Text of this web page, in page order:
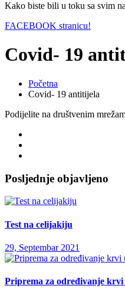
Kako biste bili u toku sa svim
FACEBOOK stranicu!
Covid- 19
Početna
Covid- 19 antitijela
Podijelite na društvenim
Posljednje objavljeno
Test na celijakiju
29, Septembar 2021
Priprema za određivanje krvi